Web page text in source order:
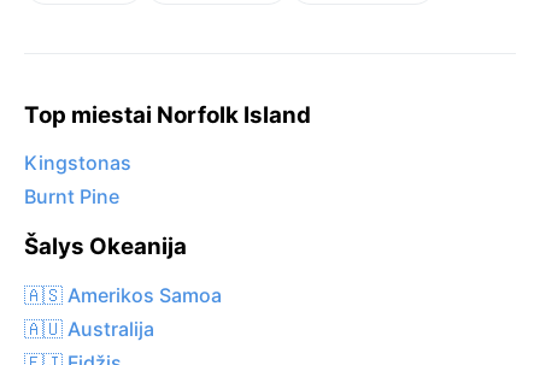
Top miestai Norfolk Island
Kingstonas
Burnt Pine
Šalys Okeanija
🇦🇸 Amerikos Samoa
🇦🇺 Australija